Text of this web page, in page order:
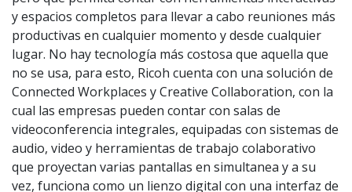
y espacios completos para llevar a cabo reuniones más
productivas en cualquier momento y desde cualquier
lugar. No hay tecnología más costosa que aquella que
no se usa, para esto, Ricoh cuenta con una solución de
Connected Workplaces y Creative Collaboration, con la
cual las empresas pueden contar con salas de
videoconferencia integrales, equipadas con sistemas de
audio, video y herramientas de trabajo colaborativo
que proyectan varias pantallas en simultanea y a su
vez, funciona como un lienzo digital con una interfaz de